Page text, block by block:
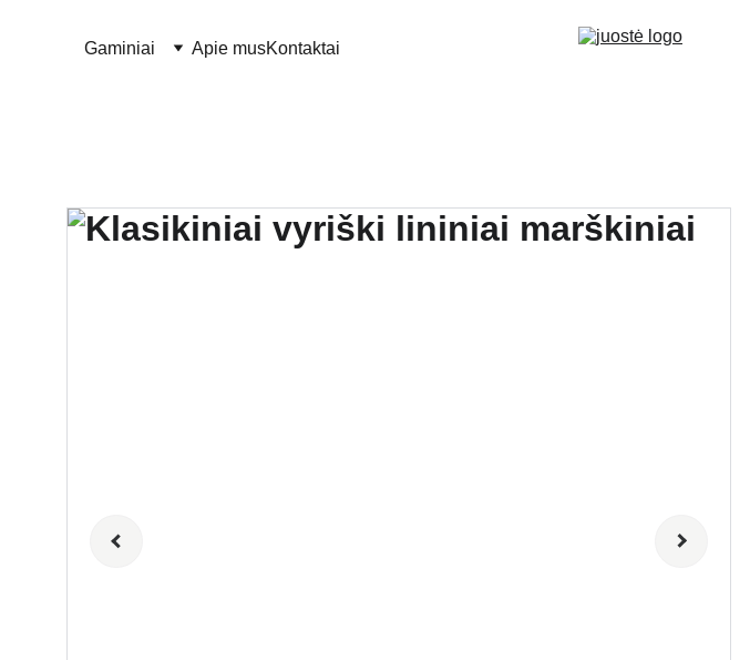
Gaminiai Apie musKontaktai